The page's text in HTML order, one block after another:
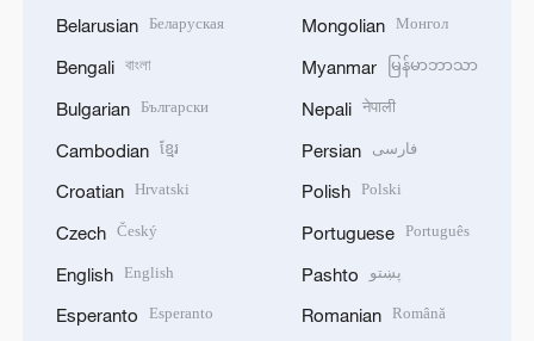
Belarusian Беларуская
Bengali বাংলা
Bulgarian Български
Cambodian ខ្មែរ
Croatian Hrvatski
Czech Český
English English
Esperanto Esperanto
Mongolian Монгол
Myanmar မြန်မာဘာသာ
Nepali नेपाली
Persian فارسی
Polish Polski
Portuguese Português
Pashto پښتو
Romanian Română